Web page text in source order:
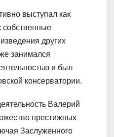
выступал как
собственные
других
занимался
и был
консерватории.
Валерий
престижных
Заслуженного